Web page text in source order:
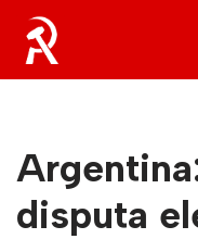
Saltar
al
disputa